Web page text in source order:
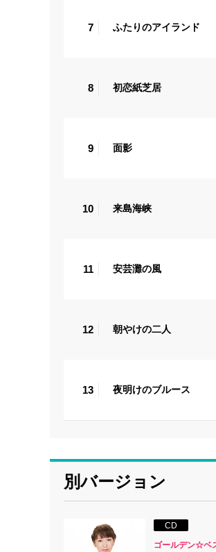
7 ふたりのアイランド
8 初恋紙芝居
9 面影
10 来島海峡
11 安芸灘の風
12 朝やけの二人
13 夜明けのブルース
別バージョン
CD
ゴールデン☆ベ